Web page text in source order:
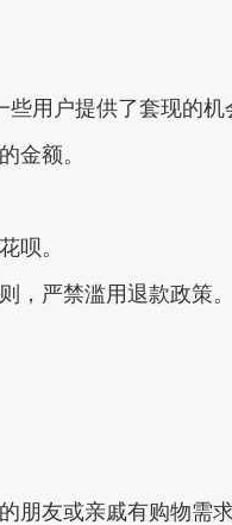
用户提供了套现的机
金额。
呗。
，严禁滥用退款政策
朋友或亲戚有购物需